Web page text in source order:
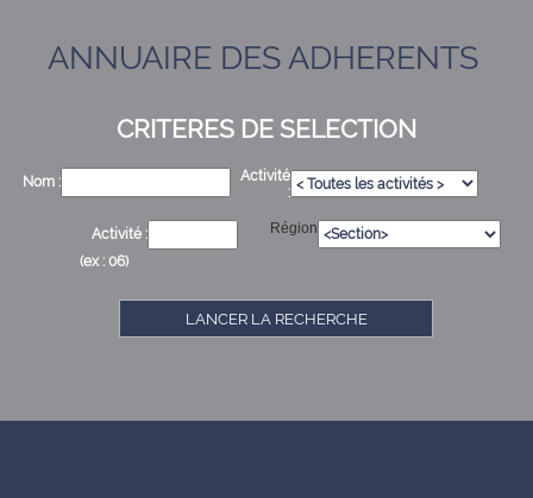
ANNUAIRE DES ADHERENTS
CRITERES DE SELECTION
Nom :
Activité
:
Activité :
(ex : 06)
Région
LANCER LA RECHERCHE